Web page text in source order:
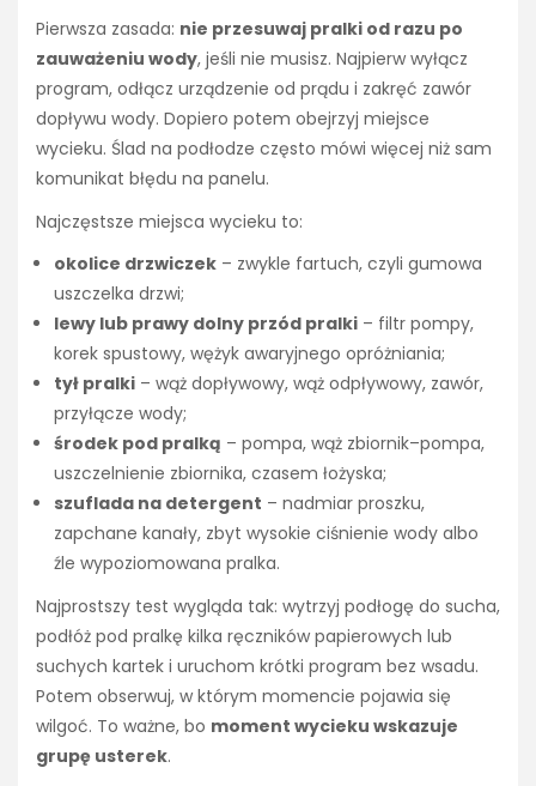
Pierwsza zasada: nie przesuwaj pralki od razu po
zauważeniu wody, jeśli nie musisz. Najpierw wyłącz
program, odłącz urządzenie od prądu i zakręć zawór
dopływu wody. Dopiero potem obejrzyj miejsce
wycieku. Ślad na podłodze często mówi więcej niż sam
komunikat błędu na panelu.
Najczęstsze miejsca wycieku to:
okolice drzwiczek – zwykle fartuch, czyli gumowa
uszczelka drzwi;
lewy lub prawy dolny przód pralki – filtr pompy,
korek spustowy, wężyk awaryjnego opróżniania;
tył pralki – wąż dopływowy, wąż odpływowy, zawór,
przyłącze wody;
środek pod pralką – pompa, wąż zbiornik–pompa,
uszczelnienie zbiornika, czasem łożyska;
szuflada na detergent – nadmiar proszku,
zapchane kanały, zbyt wysokie ciśnienie wody albo
źle wypoziomowana pralka.
Najprostszy test wygląda tak: wytrzyj podłogę do sucha,
podłóż pod pralkę kilka ręczników papierowych lub
suchych kartek i uruchom krótki program bez wsadu.
Potem obserwuj, w którym momencie pojawia się
wilgoć. To ważne, bo moment wycieku wskazuje
grupę usterek.